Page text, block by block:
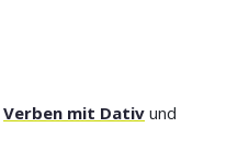
Verben mit Dativ und